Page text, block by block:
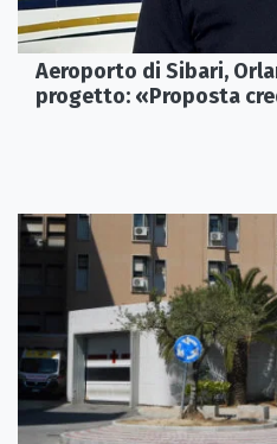
Aeroporto di Sibari,
progetto: «Proposta